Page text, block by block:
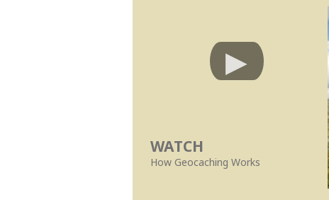
WATCH
How Geocaching Works